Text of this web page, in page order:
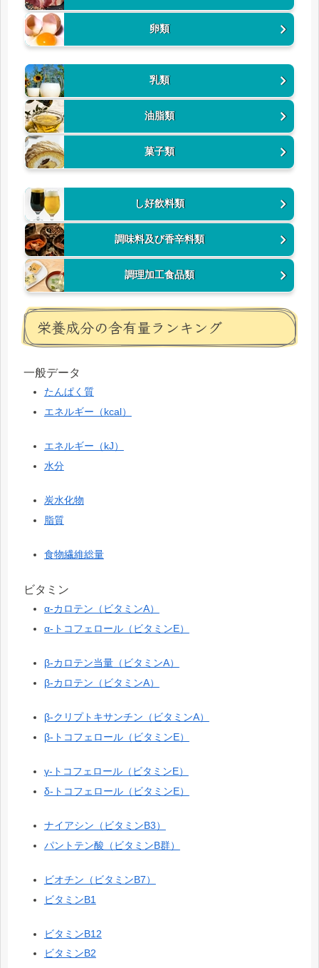
卵類
乳類
油脂類
菓子類
し好飲料類
調味料及び香辛料類
調理加工食品類
栄養成分の含有量ランキング
一般データ
たんぱく質
エネルギー（kcal）
エネルギー（kJ）
水分
炭水化物
脂質
食物繊維総量
ビタミン
α-カロテン（ビタミンA）
α-トコフェロール（ビタミンE）
β-カロテン当量（ビタミンA）
β-カロテン（ビタミンA）
β-クリプトキサンチン（ビタミンA）
β-トコフェロール（ビタミンE）
γ-トコフェロール（ビタミンE）
δ-トコフェロール（ビタミンE）
ナイアシン（ビタミンB3）
パントテン酸（ビタミンB群）
ビオチン（ビタミンB7）
ビタミンB1
ビタミンB12
ビタミンB2